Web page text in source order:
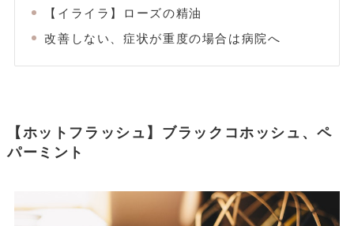
【イライラ】ローズの精油
改善しない、症状が重度の場合は病院へ
【ホットフラッシュ】ブラックコホッシュ、ペ
パーミント